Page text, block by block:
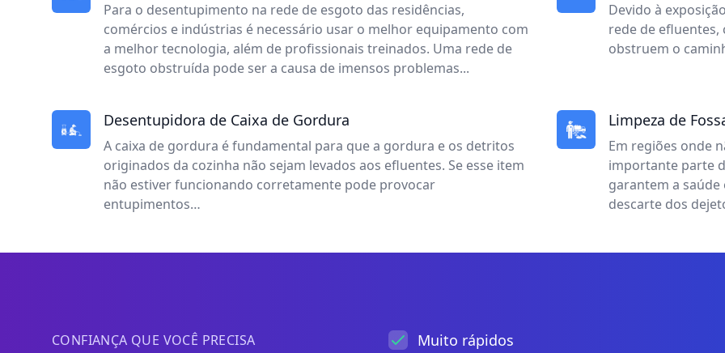
Para o desentupimento na rede de esgoto das residências,
comércios e indústrias é necessário usar o melhor equipamento com
a melhor tecnologia, além de profissionais treinados. Uma rede de
esgoto obstruída pode ser a causa de imensos problemas...
Devido à
rede de efluentes,
obstruem o
Desentupidora de Caixa de Gordura
A caixa de gordura é fundamental para que a gordura e os detritos
originados da cozinha não sejam levados aos efluentes. Se esse item
não estiver funcionando corretamente pode provocar
entupimentos…
Limpeza de
Em regiões onde
importante parte
garantem a
descarte dos
CONFIANÇA QUE VOCÊ PRECISA Muito rápidos